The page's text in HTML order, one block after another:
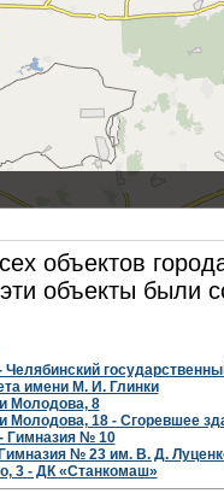
объектов
объекты были
Челябинский
имени М. И. Глинки
Молодова, 8
Молодова, 18 - Сгоревшее
Гимназия № 10
№ 23 им. В. Д.
3 - ДК «Станкомаш»